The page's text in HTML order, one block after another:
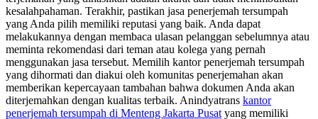
kesalahpahaman. Terakhir, pastikan jasa penerjemah tersumpah
yang Anda pilih memiliki reputasi yang baik. Anda dapat
melakukannya dengan membaca ulasan pelanggan sebelumnya atau
meminta rekomendasi dari teman atau kolega yang pernah
menggunakan jasa tersebut. Memilih kantor penerjemah tersumpah
yang dihormati dan diakui oleh komunitas penerjemahan akan
memberikan kepercayaan tambahan bahwa dokumen Anda akan
diterjemahkan dengan kualitas terbaik. Anindyatrans kantor
penerjemah tersumpah di Menteng Jakarta Pusat yang memiliki